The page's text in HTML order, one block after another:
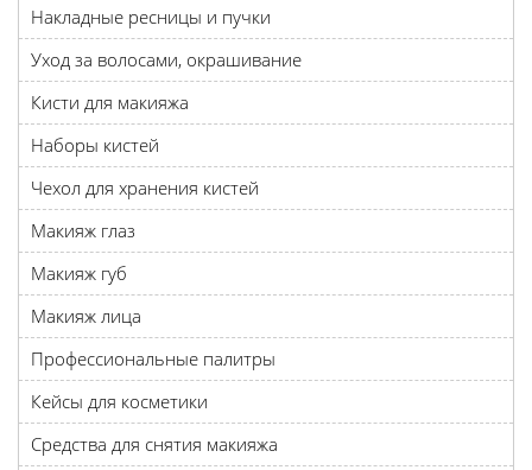
Накладные ресницы и пучки
Уход за волосами, окрашивание
Кисти для макияжа
Наборы кистей
Чехол для хранения кистей
Макияж глаз
Макияж губ
Макияж лица
Профессиональные палитры
Кейсы для косметики
Средства для снятия макияжа